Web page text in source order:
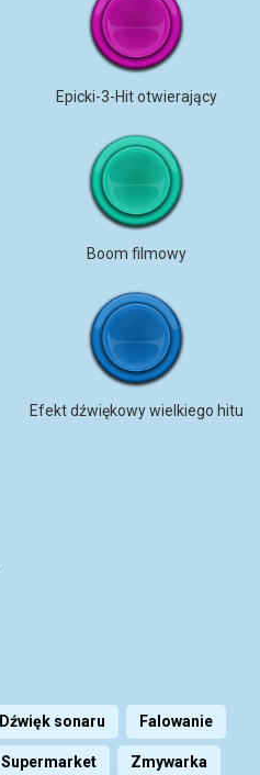
Epicki-3-Hit otwierający
Boom filmowy
Efekt dźwiękowy wielkiego hitu
Dźwięk sonaru Falowanie
Supermarket Zmywarka